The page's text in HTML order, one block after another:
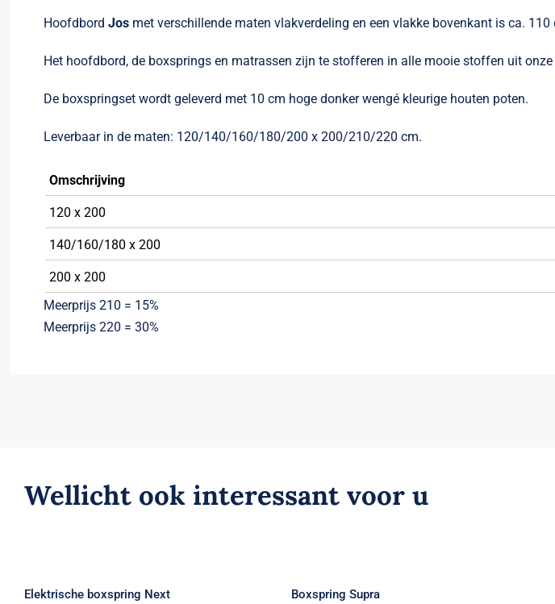
HoofdbordJos met verschillende maten vlakverdeling en een vlakke bovenkant is ca.
Het hoofdbord, de boxsprings en matrassen zijn te stofferen in alle mooie stoffen uit
De boxspringset wordt geleverd met 10 cm hoge donker wengé kleurige houten poten.
Leverbaar in de maten: 120/140/160/180/200 x 200/210/220 cm.
Omschrijving
120 x 200
140/160/180 x 200
200 x 200
Meerprijs 210 = 15%
Meerprijs 220 = 30%
Wellicht ook interessant voor u
Elektrische boxspring Next Boxspring Supra